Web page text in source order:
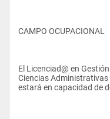
CAMPO OCUPACIONAL
El Licenciad@ en
Ciencias
estará en capacidad de